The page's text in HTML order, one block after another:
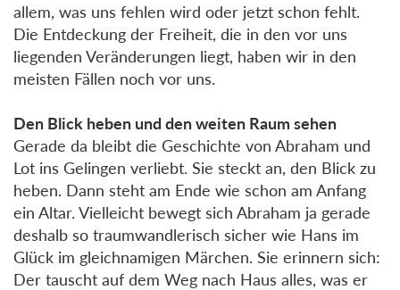
allem, was uns fehlen wird oder jetzt schon fehlt.
Die Entdeckung der Freiheit, die in den vor uns
liegenden Veränderungen liegt, haben wir in den
meisten Fällen noch vor uns.
Den Blick heben und den weiten Raum sehen
Gerade da bleibt die Geschichte von Abraham und
Lot ins Gelingen verliebt. Sie steckt an, den Blick zu
heben. Dann steht am Ende wie schon am Anfang
ein Altar. Vielleicht bewegt sich Abraham ja gerade
deshalb so traumwandlerisch sicher wie Hans im
Glück im gleichnamigen Märchen. Sie erinnern sich:
Der tauscht auf dem Weg nach Haus alles, was er